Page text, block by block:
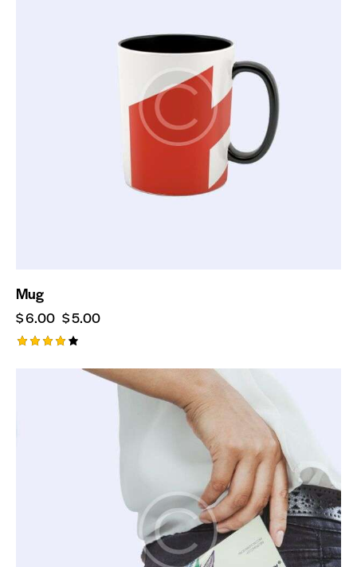
Mug
$6.00 $5.00